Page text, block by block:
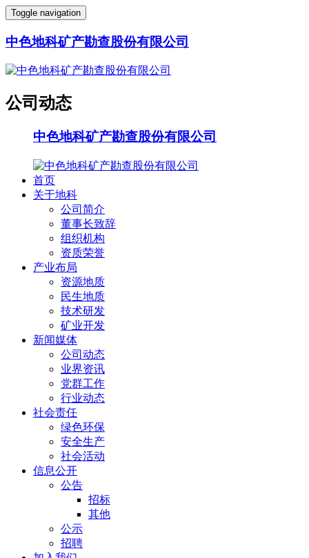
Toggle navigation
中色地科矿产勘查股份有限公司
公司动态
中色地科矿产勘查股份有限公司
首页
关于地科
公司简介
董事长致辞
组织机构
资质荣誉
产业布局
资源地质
民生地质
技术研发
矿业开发
新闻媒体
公司动态
业界资讯
党群工作
行业动态
社会责任
绿色环保
安全生产
社会活动
信息公开
公告
招标
其他
公示
招聘